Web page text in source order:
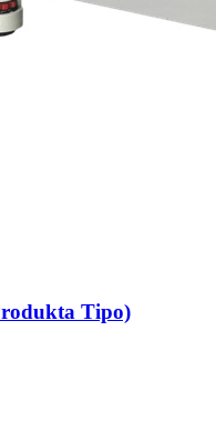
Tipo)